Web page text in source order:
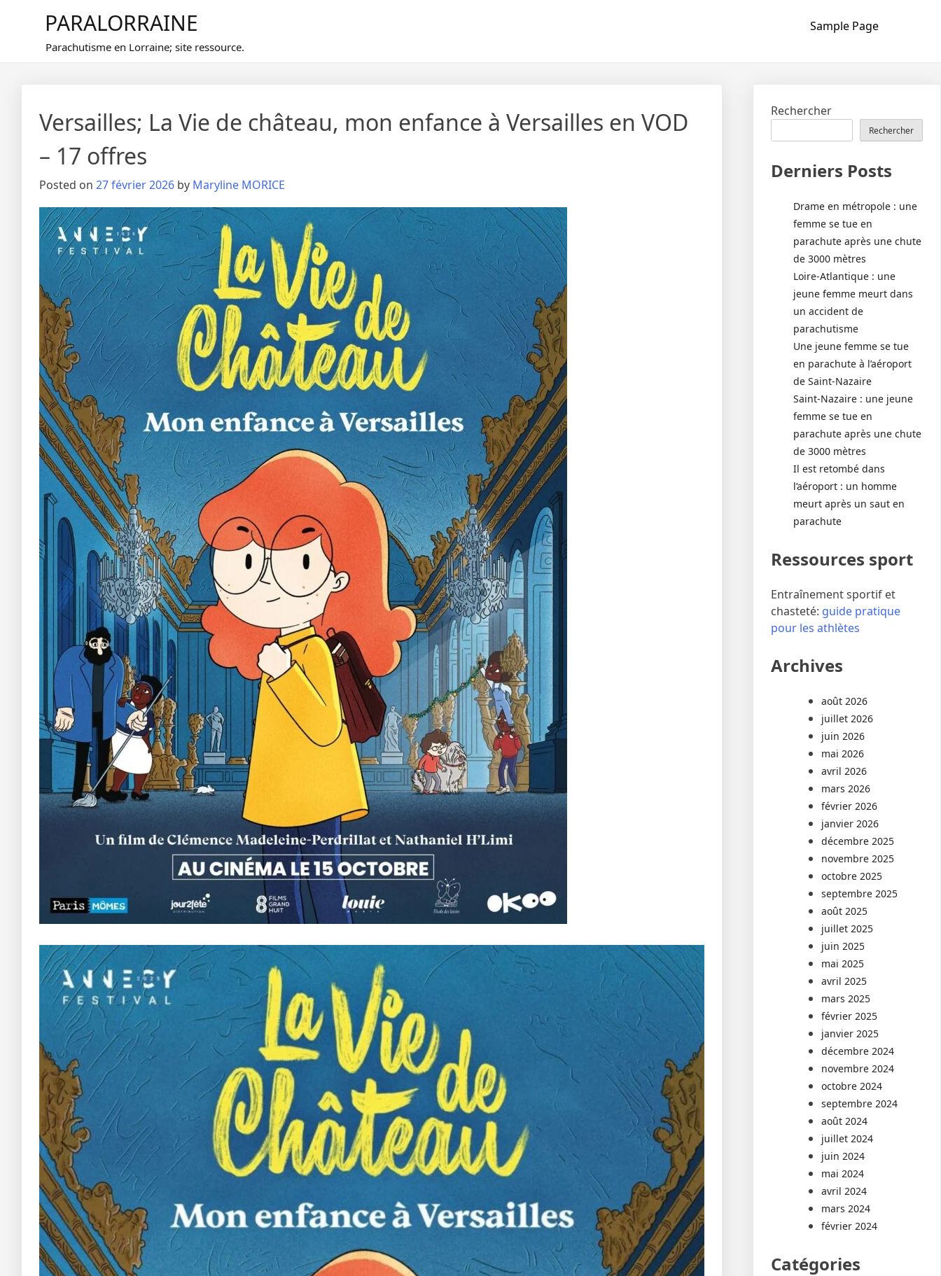
PARALORRAINE
Parachutisme en Lorraine; site ressource.
Sample Page
Versailles; La Vie de château, mon enfance à Versailles en VOD
– 17 offres
Posted on 27 février 2026 by Maryline MORICE
Rechercher
Rechercher
Derniers Posts
Drame en métropole : une
femme se tue en
parachute après une chute
de 3000 mètres
Loire-Atlantique : une
jeune femme meurt dans
un accident de
parachutisme
Une jeune femme se tue
en parachute à l’aéroport
de Saint-Nazaire
Saint-Nazaire : une jeune
femme se tue en
parachute après une chute
de 3000 mètres
Il est retombé dans
l’aéroport : un homme
meurt après un saut en
parachute
Ressources sport
Entraînement sportif et
chasteté: guide pratique
pour les athlètes
Archives
août 2026
juillet 2026
juin 2026
mai 2026
avril 2026
mars 2026
février 2026
janvier 2026
décembre 2025
novembre 2025
octobre 2025
septembre 2025
août 2025
juillet 2025
juin 2025
mai 2025
avril 2025
mars 2025
février 2025
janvier 2025
décembre 2024
novembre 2024
octobre 2024
septembre 2024
août 2024
juillet 2024
juin 2024
mai 2024
avril 2024
mars 2024
février 2024
Catégories